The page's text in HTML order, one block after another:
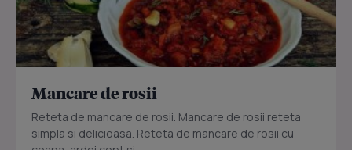
Mancare de rosii
Reteta de mancare de rosii. Mancare de rosii reteta
simpla si delicioasa. Reteta de mancare de rosii cu